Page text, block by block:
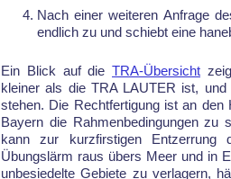
Nach einer weiteren Anfrage
endlich zu und schiebt eine
Ein Blick auf die TRA-Übersicht
kleiner als die TRA LAUTER ist,
stehen. Die Recht­fertigung ist an
Bayern die Rah­men­bedingungen zu
kann zur kurzfirstigen Entzerrung
Übungslärm raus übers Meer und in
unbesiedelte Gebiete zu ver­la­gern,